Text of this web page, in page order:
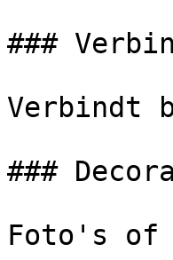
###
Verbindt
###
Foto's of